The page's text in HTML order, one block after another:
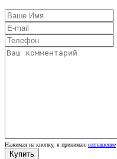
Нажимая на кнопку, я принимаю соглашение